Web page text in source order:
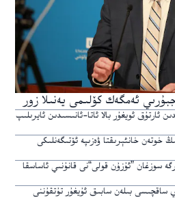
ئەمگەك كۆلىمى يەنىلا زور
ئۇيغۇر رايونىدا 143 مىڭدىن ئارتۇق ئويغۇر بالا ئاتا-ئانىسىدىن ئايرىلىپ
خانئېرىقتا ۋەزىپە ئۆتىگەنلىكى
سوزغان ”ئۇزۇن قولى“نى قانۇنىي ئاساسقا
ساقچىسى بىلەن سابىق ئۇيغۇر تۇتقۇننى